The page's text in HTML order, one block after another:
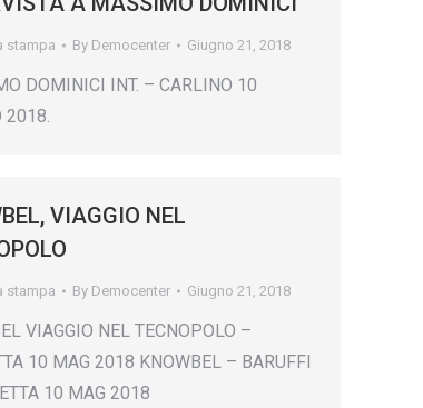
stampa By Democenter Giugno 21, 2018
DOMINICI INT. – CARLINO 10
2018.
VIAGGIO NEL
stampa By Democenter Giugno 21, 2018
VIAGGIO NEL TECNOPOLO –
10 MAG 2018 KNOWBEL – BARUFFI
10 MAG 2018